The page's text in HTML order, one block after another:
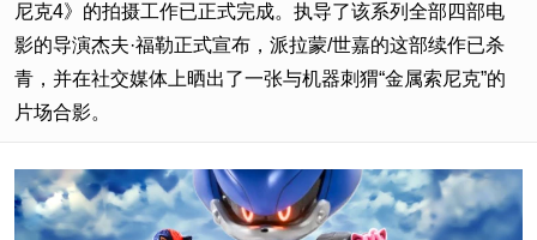
尼克4》的拍摄工作已正式完成。执导了该系列全部四部电
影的导演杰夫·福勒正式宣布，派拉蒙/世嘉的这部续作已杀
青，并在社交媒体上晒出了一张与机器刺猬“金属索尼克”的
片场合影。